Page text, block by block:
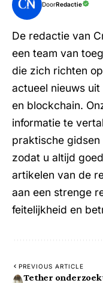
DoorRedactie
De redactie van
een team van
die zich richten
actueel nieuws
en blockchain.
informatie te
praktische gidsen
zodat u altijd
artikelen van de
aan een strenge
feitelijkheid en
PREVIOUS ARTICLE
Tether